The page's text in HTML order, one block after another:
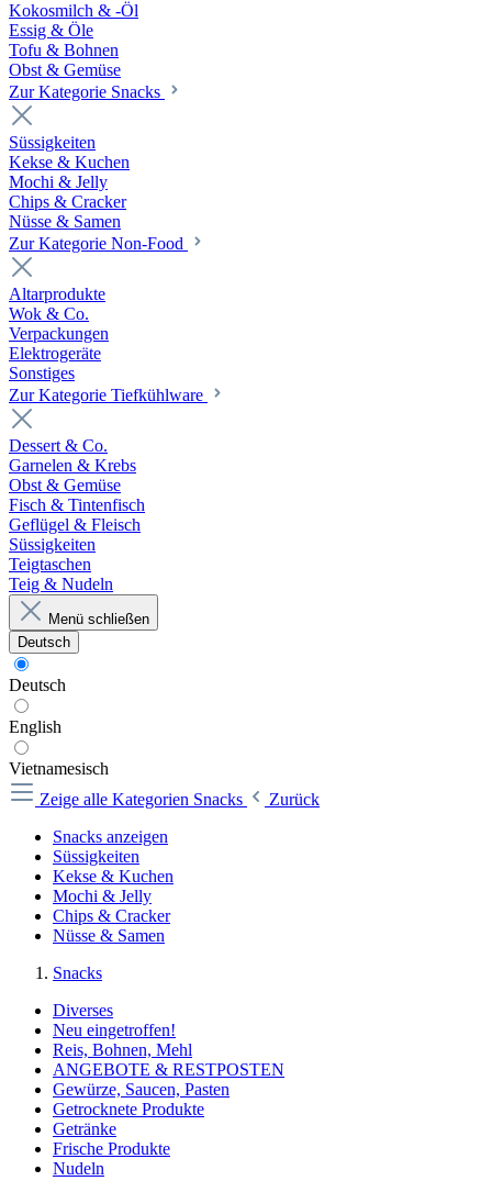
Kokosmilch & -Öl
Essig & Öle
Tofu & Bohnen
Obst & Gemüse
Zur Kategorie Snacks
Süssigkeiten
Kekse & Kuchen
Mochi & Jelly
Chips & Cracker
Nüsse & Samen
Zur Kategorie Non-Food
Altarprodukte
Wok & Co.
Verpackungen
Elektrogeräte
Sonstiges
Zur Kategorie Tiefkühlware
Dessert & Co.
Garnelen & Krebs
Obst & Gemüse
Fisch & Tintenfisch
Geflügel & Fleisch
Süssigkeiten
Teigtaschen
Teig & Nudeln
Menü schließen
Deutsch
Deutsch
English
Vietnamesisch
Zeige alle Kategorien Snacks
Zurück
Snacks anzeigen
Süssigkeiten
Kekse & Kuchen
Mochi & Jelly
Chips & Cracker
Nüsse & Samen
Snacks
Diverses
Neu eingetroffen!
Reis, Bohnen, Mehl
ANGEBOTE & RESTPOSTEN
Gewürze, Saucen, Pasten
Getrocknete Produkte
Getränke
Frische Produkte
Nudeln